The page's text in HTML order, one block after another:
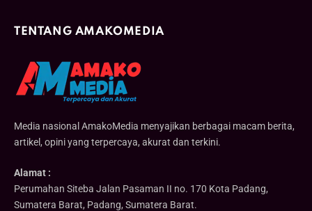
TENTANG AMAKOMEDIA
Media nasional AmakoMedia menyajikan berbagai macam berita,
artikel, opini yang terpercaya, akurat dan terkini.
Alamat :
Perumahan Siteba Jalan Pasaman II no. 170 Kota Padang,
Sumatera Barat, Padang, Sumatera Barat.